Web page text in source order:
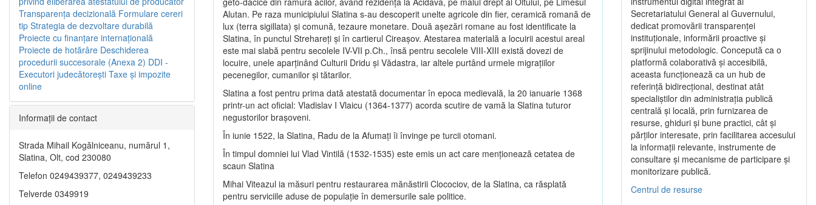
Alutan. Pe raza municipiului Slatina s-au descoperit unelte agricole din fier, ceramică romană de
lux (terra sigillata) şi comună, tezaure monetare. Două aşezări romane au fost identificate la
Slatina, în punctul Strehareţi şi în cartierul Cireaşov. Atestarea materială a locuirii acestui areal
este mai slabă pentru secolele IV-VII p.Ch., însă pentru secolele VIII-XIII există dovezi de
locuire, unele aparţinând Culturii Dridu şi Vădastra, iar altele purtând urmele migraţiilor
pecenegilor, cumanilor şi tătarilor.
Slatina a fost pentru prima dată atestată documentar în epoca medievală, la 20 ianuarie 1368
printr-un act oficial: Vladislav I Vlaicu (1364-1377) acorda scutire de vamă la Slatina tuturor
negustorilor braşoveni.
În iunie 1522, la Slatina, Radu de la Afumaţi îi învinge pe turcii otomani.
În timpul domniei lui Vlad Vintilă (1532-1535) este emis un act care menţionează cetatea de
scaun Slatina
Mihai Viteazul ia măsuri pentru restaurarea mănăstirii Clocociov, de la Slatina, ca răsplată
pentru serviciile aduse de populaţie în demersurile sale politice.
Transparenţa decizională Formulare cereri
tip Strategia de dezvoltare durabilă
Proiecte cu finanţare internaţională
Proiecte de hotărâre Deschiderea
procedurii succesorale (Anexa 2) DDI -
Executori judecătorești Taxe şi impozite
online
Informaţii de contact
Strada Mihail Kogălniceanu, numărul 1,
Slatina, Olt, cod 230080
Telefon 0249439377, 0249439233
Telverde 0349919
Secretariatului General al Guvernului,
dedicat promovării transparenței
instituționale, informării proactive și
sprijinului metodologic. Concepută ca o
platformă colaborativă și accesibilă,
aceasta funcționează ca un hub de
referință bidirecțional, destinat atât
specialiștilor din administrația publică
centrală și locală, prin furnizarea de
resurse, ghiduri și bune practici, cât și
părților interesate, prin facilitarea accesului
la informații relevante, instrumente de
consultare și mecanisme de participare și
monitorizare publică.
Centrul de resurse